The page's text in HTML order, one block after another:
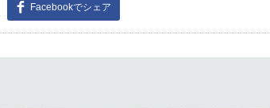
Facebookでシェア